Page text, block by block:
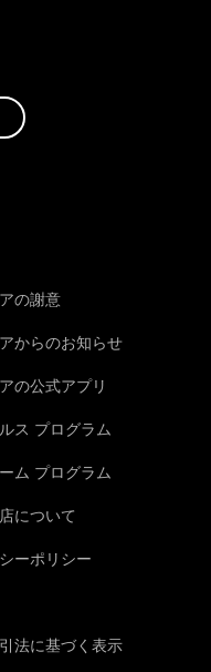
の謝意
からのお知らせ
の公式アプリ
ス プログラム
ム プログラム
について
ーポリシー
法に基づく表示